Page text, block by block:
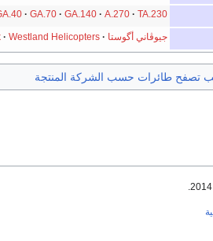
GA.70 GA.140 A.270 TA.230
جيوڤاني أگوستا Westland Helicopters
تصفح طائرات حسب الشركة المنتجة